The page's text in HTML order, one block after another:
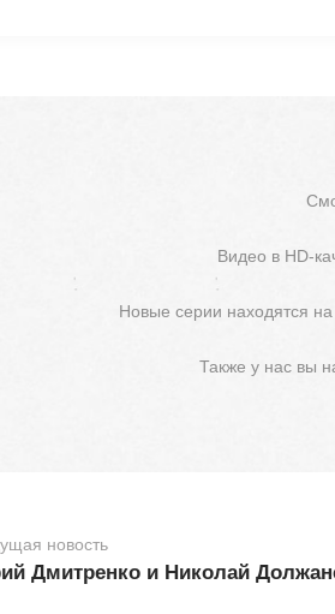
Видео в HD-
Новые серии находятся
Также у нас вы
новость
Дмитренко и Николай